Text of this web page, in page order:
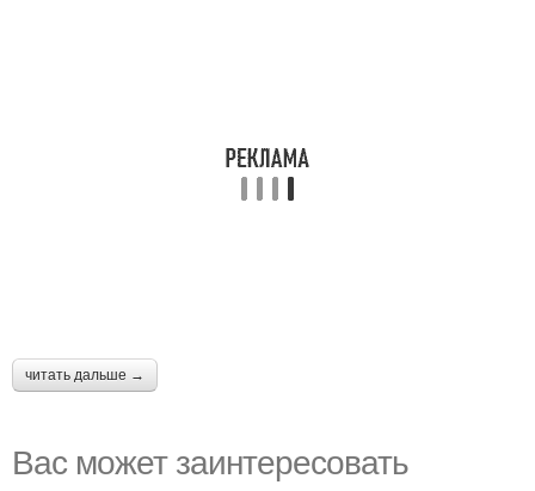
читать дальше →
Вас может заинтересовать